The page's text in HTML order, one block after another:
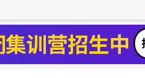
登录
登录
4.请联系官方客服
知道了
下一步
保存新密码
立即登录
提交预约